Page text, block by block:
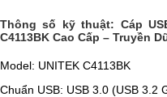
Thông số kỹ thuật: Cáp
C4113BK Cao Cấp – Truyền
Model: UNITEK C4113BK
Chuẩn USB: USB 3.0 (USB 3.2